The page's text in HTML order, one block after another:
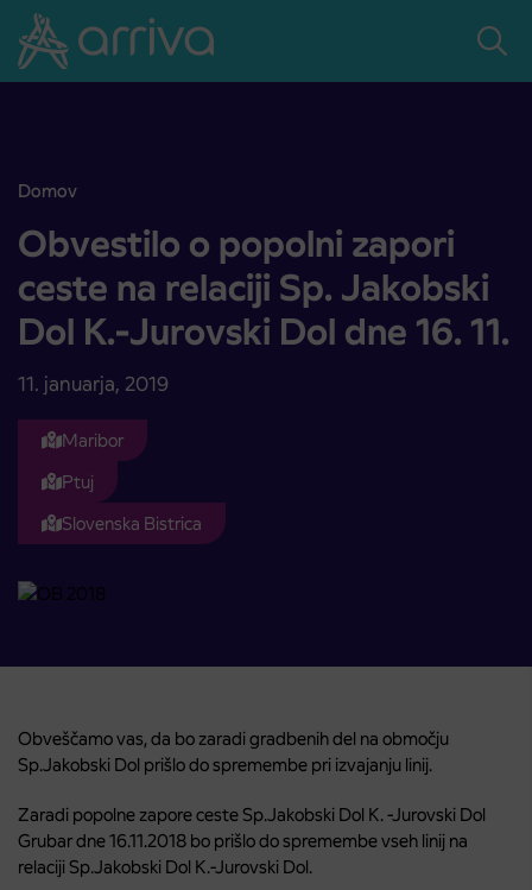
Skoči na vsebino
Domov
Obvestilo o popolni zapori ceste na relaciji Sp. Jakobski Dol K.-
Obvestilo o popolni zapori
ceste na relaciji Sp. Jakobski
Dol K.-Jurovski Dol dne 16. 11.
11. januarja, 2019
Maribor
Ptuj
Slovenska Bistrica
Obveščamo vas, da bo zaradi gradbenih del na območju
Sp.Jakobski Dol prišlo do spremembe pri izvajanju linij.
Zaradi popolne zapore ceste Sp.Jakobski Dol K. -Jurovski Dol
Grubar dne 16.11.2018 bo prišlo do spremembe vseh linij na
relaciji Sp.Jakobski Dol K.-Jurovski Dol.